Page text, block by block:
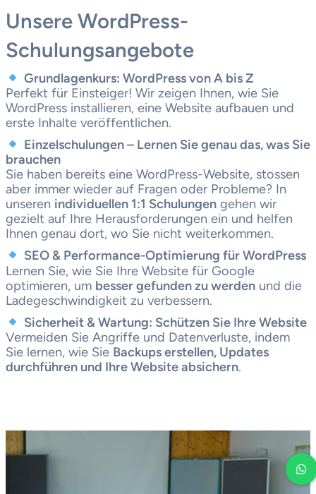
Unsere WordPress-
Schulungsangebote
Grundlagenkurs: WordPress von A bis Z
Perfekt für Einsteiger! Wir zeigen Ihnen, wie Sie
WordPress installieren, eine Website aufbauen und
erste Inhalte veröffentlichen.
Einzelschulungen – Lernen Sie genau das, was Sie
brauchen
Sie haben bereits eine WordPress-Website, stossen
aber immer wieder auf Fragen oder Probleme? In
unseren individuellen 1:1 Schulungen gehen wir
gezielt auf Ihre Herausforderungen ein und helfen
Ihnen genau dort, wo Sie nicht weiterkommen.
SEO & Performance-Optimierung für WordPress
Lernen Sie, wie Sie Ihre Website für Google
optimieren, um besser gefunden zu werden und die
Ladegeschwindigkeit zu verbessern.
Sicherheit & Wartung: Schützen Sie Ihre Website
Vermeiden Sie Angriffe und Datenverluste, indem
Sie lernen, wie Sie Backups erstellen, Updates
durchführen und Ihre Website absichern.